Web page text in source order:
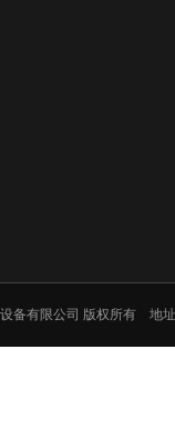
备有限公司 版权所有 地